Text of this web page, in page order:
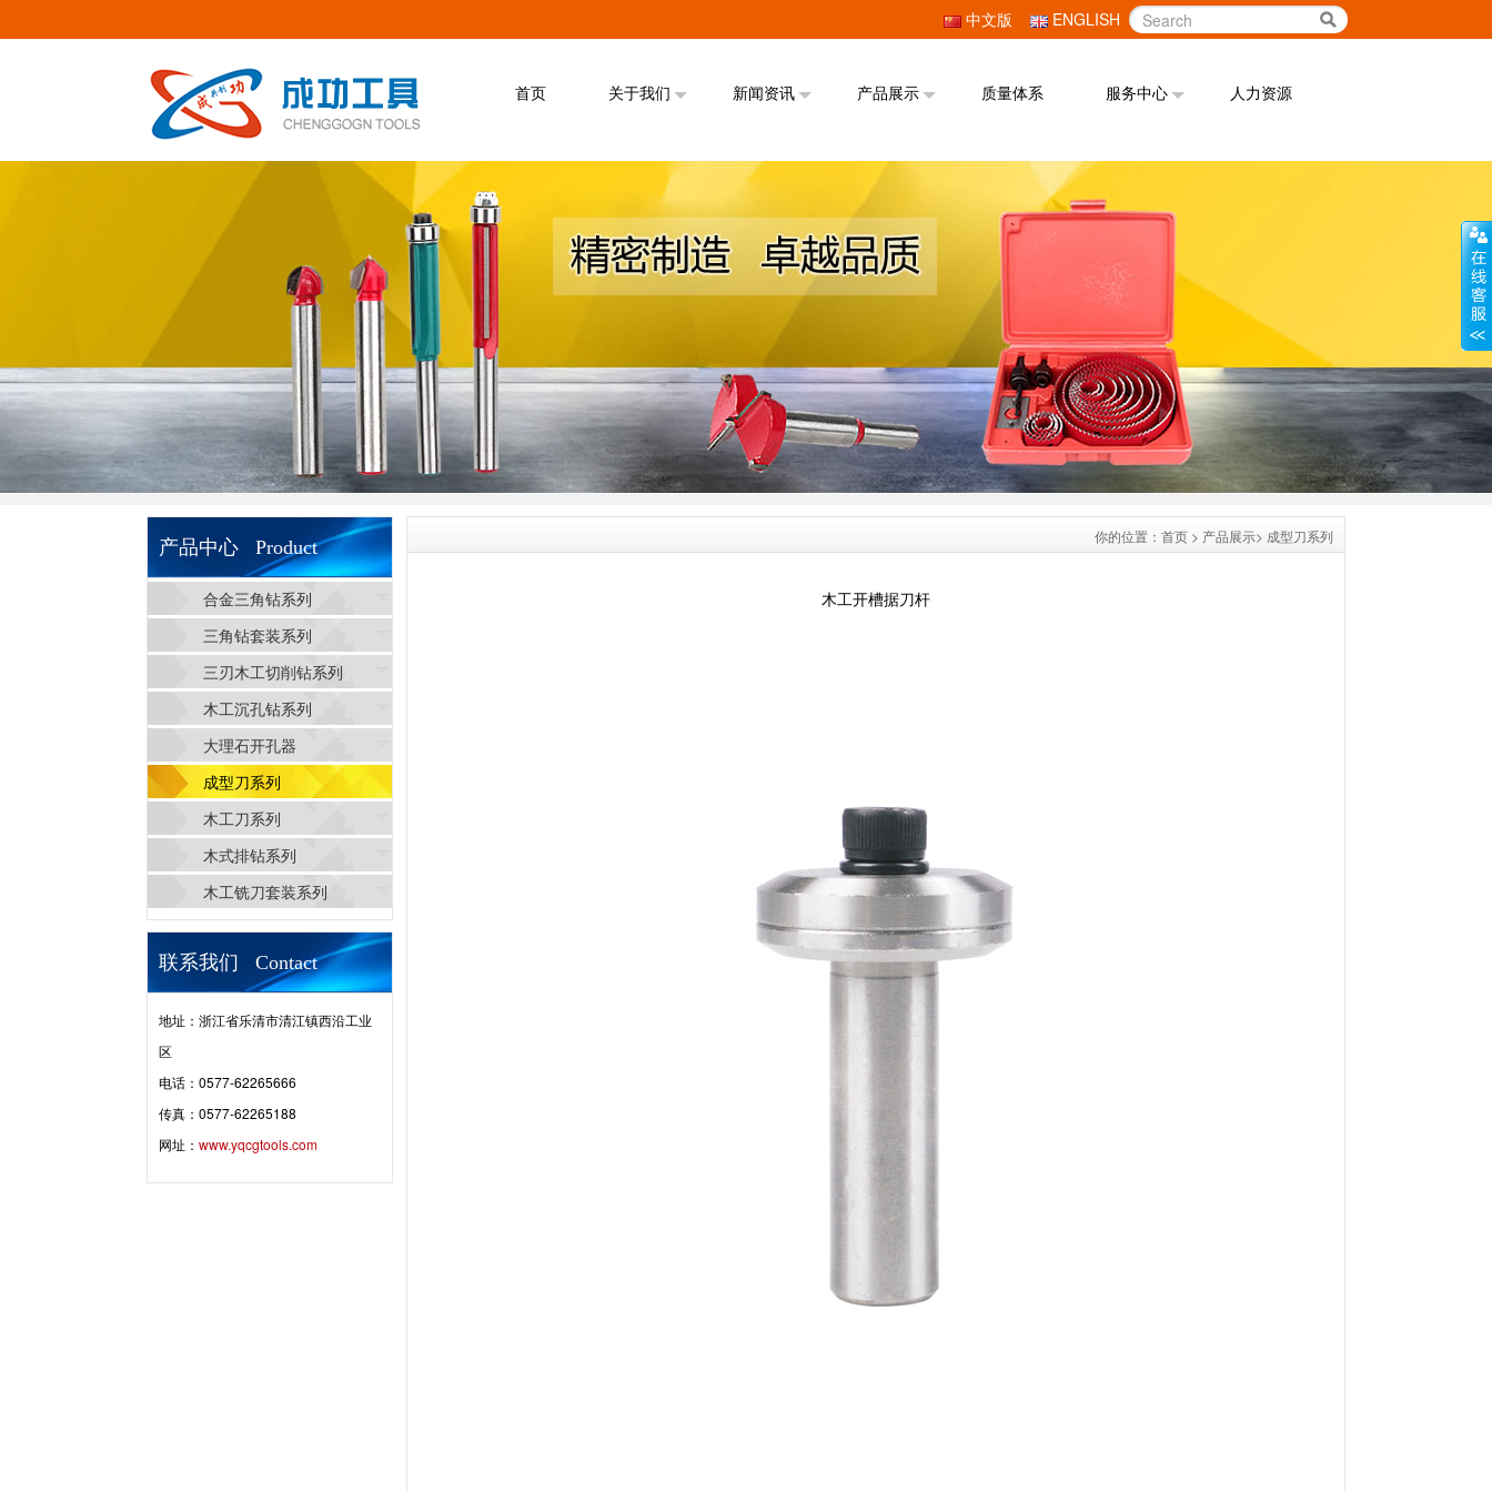
中文版 ENGLISH
首页 关于我们 新闻资讯 产品展示 质量体系 服务中心 人力资源
产品中心 Product
合金三角钻系列
三角钻套装系列
三刃木工切削钻系列
木工沉孔钻系列
大理石开孔器
成型刀系列
木工刀系列
木式排钻系列
木工铣刀套装系列
联系我们 Contact
地址：浙江省乐清市清江镇西沿工业
区
电话：0577-62265666
传真：0577-62265188
网址： www.yqcgtools.com
你的位置： 首页 > 产品展示> 成型刀系列
木工开槽据刀杆